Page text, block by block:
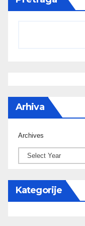
Arhiva
Archives
Kategorije